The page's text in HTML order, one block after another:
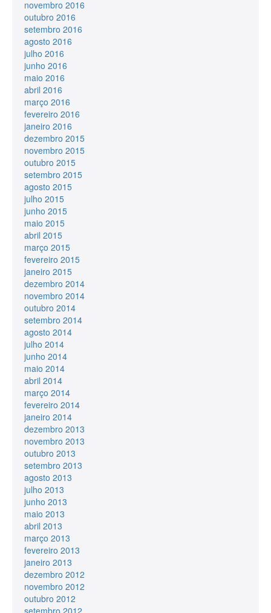
novembro 2016
outubro 2016
setembro 2016
agosto 2016
julho 2016
junho 2016
maio 2016
abril 2016
março 2016
fevereiro 2016
janeiro 2016
dezembro 2015
novembro 2015
outubro 2015
setembro 2015
agosto 2015
julho 2015
junho 2015
maio 2015
abril 2015
março 2015
fevereiro 2015
janeiro 2015
dezembro 2014
novembro 2014
outubro 2014
setembro 2014
agosto 2014
julho 2014
junho 2014
maio 2014
abril 2014
março 2014
fevereiro 2014
janeiro 2014
dezembro 2013
novembro 2013
outubro 2013
setembro 2013
agosto 2013
julho 2013
junho 2013
maio 2013
abril 2013
março 2013
fevereiro 2013
janeiro 2013
dezembro 2012
novembro 2012
outubro 2012
setembro 2012